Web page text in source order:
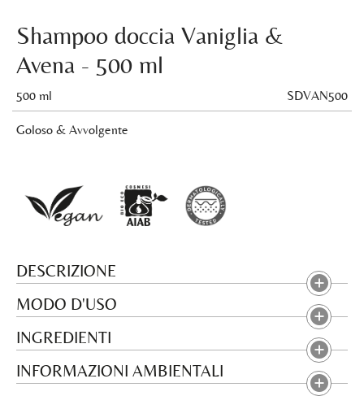
Shampoo doccia Vaniglia &
Avena - 500 ml
500 ml SDVAN500
Goloso & Avvolgente
DESCRIZIONE
MODO D'USO
INGREDIENTI
INFORMAZIONI AMBIENTALI